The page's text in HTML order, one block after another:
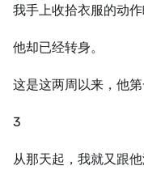
我手上收拾衣服的动作
他却已经转身。
这是这两周以来，他
3
从那天起，我就又跟他